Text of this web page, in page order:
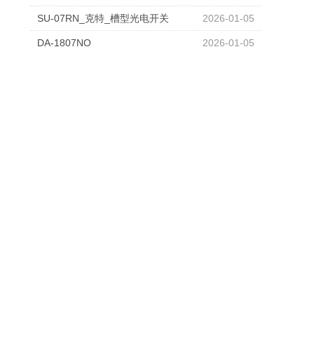
2026-01-05
SU-07RN_克特_槽型光电开关
2026-01-05
DA-1807NO